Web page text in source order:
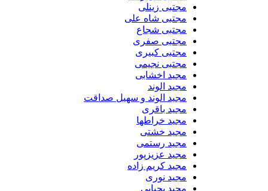
مجتبی زینلی
مجتبی شاه علی
مجتبی شجاع
مجتبی صفری
مجتبی کبیری
مجتبی نجیمی
مجید اخشابی
مجید الوند‎
مجید الوند و سهیل صداقت
مجید باقری
مجید خراطها
مجید خشتی
مجید رستمی
مجید عزیزپور
مجید کریم زاده
مجید نوری
مجید یحیایی